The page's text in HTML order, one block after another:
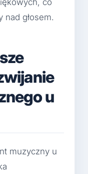
co
nad głosem.
u
muzyczny u